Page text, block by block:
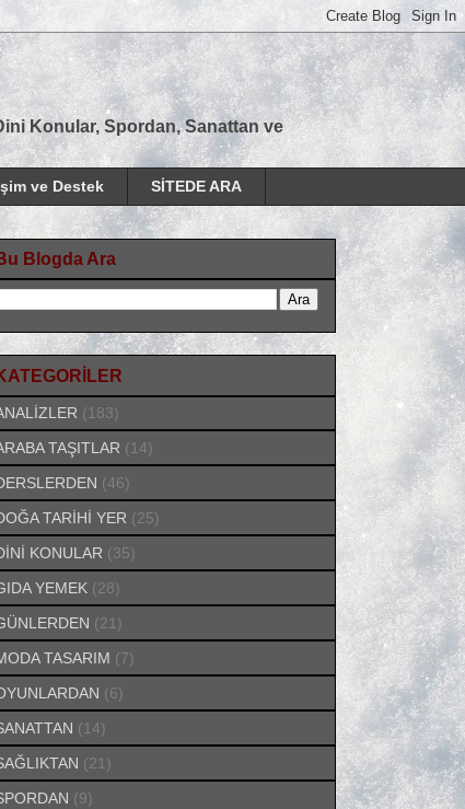
Konular, Spordan, Sanattan ve
ve Destek SİTEDE ARA
Blogda Ara
(183)
TAŞITLAR (14)
(46)
TARİHİ YER (25)
KONULAR (35)
YEMEK (28)
(21)
TASARIM (7)
(6)
(14)
(21)
(9)